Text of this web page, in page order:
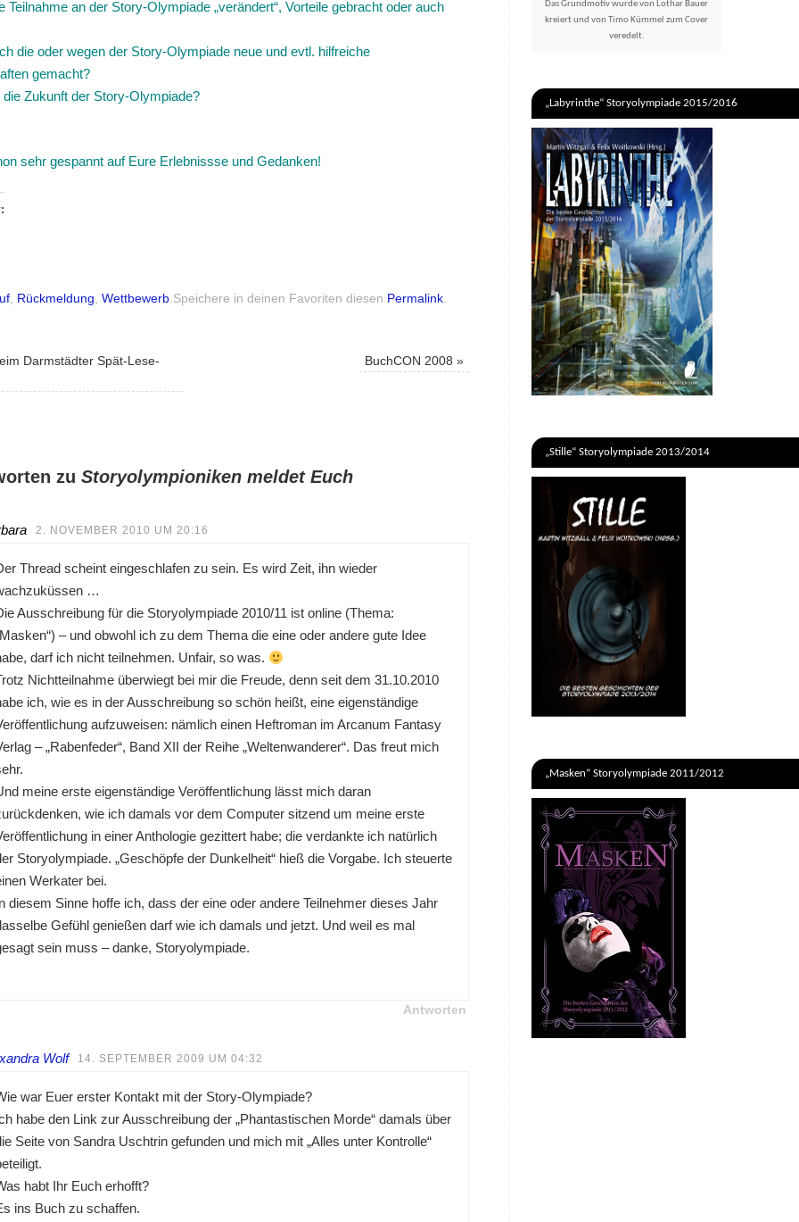
Teilnahme an der Story-Olympiade „verändert“, Vorteile gebracht oder auch
die oder wegen der Story-Olympiade neue und evtl. hilfreiche
gemacht?
Zukunft der Story-Olympiade?
sehr gespannt auf Eure Erlebnissse und Gedanken!
, Rückmeldung, Wettbewerb.Speichere in deinen Favoriten diesen Permalink.
Darmstädter Spät-Lese- BuchCON 2008 »
zu Storyolympioniken meldet Euch
2. NOVEMBER 2010 UM 20:16
Thread scheint eingeschlafen zu sein. Es wird Zeit, ihn wieder
…
Ausschreibung für die Storyolympiade 2010/11 ist online (Thema:
– und obwohl ich zu dem Thema die eine oder andere gute Idee
darf ich nicht teilnehmen. Unfair, so was.
Nichtteilnahme überwiegt bei mir die Freude, denn seit dem 31.10.2010
ich, wie es in der Ausschreibung so schön heißt, eine eigenständige
aufzuweisen: nämlich einen Heftroman im Arcanum Fantasy
– „Rabenfeder“, Band XII der Reihe „Weltenwanderer“. Das freut mich
meine erste eigenständige Veröffentlichung lässt mich daran
wie ich damals vor dem Computer sitzend um meine erste
in einer Anthologie gezittert habe; die verdankte ich natürlich
Storyolympiade. „Geschöpfe der Dunkelheit“ hieß die Vorgabe. Ich steuerte
Werkater bei.
diesem Sinne hoffe ich, dass der eine oder andere Teilnehmer dieses Jahr
Gefühl genießen darf wie ich damals und jetzt. Und weil es mal
sein muss – danke, Storyolympiade.
Antworten
Wolf 14. SEPTEMBER 2009 UM 04:32
war Euer erster Kontakt mit der Story-Olympiade?
habe den Link zur Ausschreibung der „Phantastischen Morde“ damals über
Seite von Sandra Uschtrin gefunden und mich mit „Alles unter Kontrolle“
habt Ihr Euch erhofft?
ins Buch zu schaffen.
Das Grundmotiv wurde von Lothar Bauer
kreiert und von Timo Kümmel zum Cover
veredelt.
„Labyrinthe“ Storyolympiade 2015/2016
„Stille“ Storyolympiade 2013/2014
„Masken“ Storyolympiade 2011/2012